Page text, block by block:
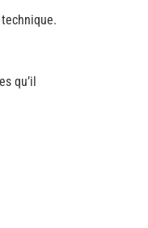
qu’il